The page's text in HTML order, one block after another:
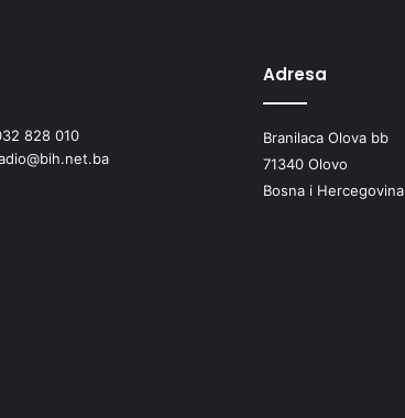
828 010
Adresa
Branilaca Olova bb
71340 Olovo
Bosna i Hercegovina